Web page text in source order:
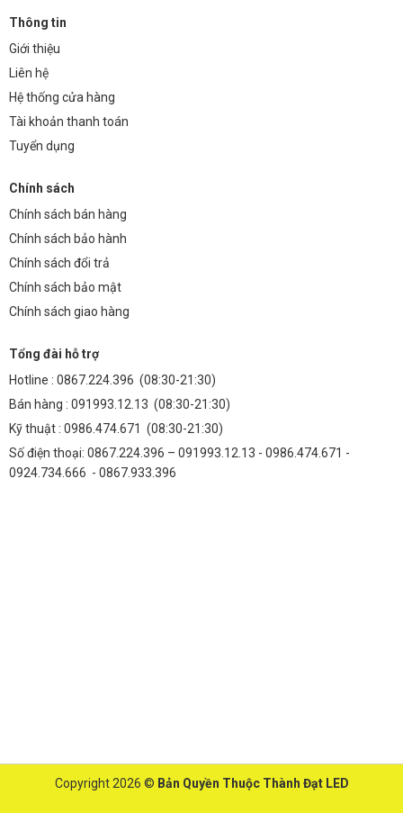
Thông tin
Giới thiệu
Liên hệ
Hệ thống cửa hàng
Tài khoản thanh toán
Tuyển dụng
Chính sách
Chính sách bán hàng
Chính sách bảo hành
Chính sách đổi trả
Chính sách bảo mật
Chính sách giao hàng
Tổng đài hỗ trợ
Hotline : 0867.224.396 (08:30-21:30)
Bán hàng : 091993.12.13 (08:30-21:30)
Kỹ thuật : 0986.474.671 (08:30-21:30)
Số điện thoại: 0867.224.396 – 091993.12.13 - 0986.474.671 -
0924.734.666 - 0867.933.396
Copyright 2026 © Bản Quyền Thuộc Thành Đạt LED